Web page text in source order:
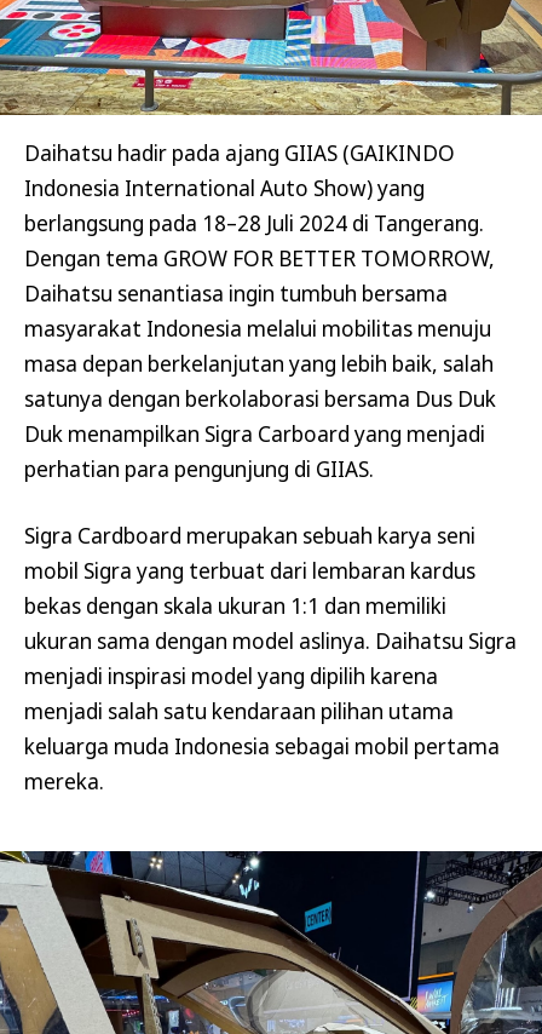
Daihatsu hadir pada ajang GIIAS (GAIKINDO
Indonesia International Auto Show) yang
berlangsung pada 18–28 Juli 2024 di Tangerang.
Dengan tema GROW FOR BETTER TOMORROW,
Daihatsu senantiasa ingin tumbuh bersama
masyarakat Indonesia melalui mobilitas menuju
masa depan berkelanjutan yang lebih baik, salah
satunya dengan berkolaborasi bersama Dus Duk
Duk menampilkan Sigra Carboard yang menjadi
perhatian para pengunjung di GIIAS.
Sigra Cardboard merupakan sebuah karya seni
mobil Sigra yang terbuat dari lembaran kardus
bekas dengan skala ukuran 1:1 dan memiliki
ukuran sama dengan model aslinya. Daihatsu Sigra
menjadi inspirasi model yang dipilih karena
menjadi salah satu kendaraan pilihan utama
keluarga muda Indonesia sebagai mobil pertama
mereka.